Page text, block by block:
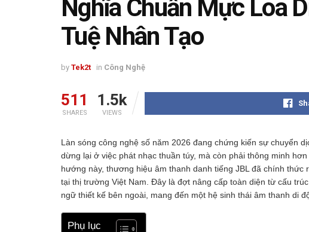
Nghĩa Chuẩn Mực Loa
Tuệ Nhân Tạo
by Tek2t in Công Nghệ
511
SHARES
1.5k
VIEWS
Làn sóng công nghệ số năm 2026 đang chứng kiến sự chuyển
dừng lại ở việc phát nhạc thuần túy, mà còn phải thông minh
hướng này, thương hiệu âm thanh danh tiếng JBL đã chính thức
tại thị trường Việt Nam. Đây là đợt nâng cấp toàn diện từ cấu
ngữ thiết kế bên ngoài, mang đến một hệ sinh thái âm thanh di
Phụ lục